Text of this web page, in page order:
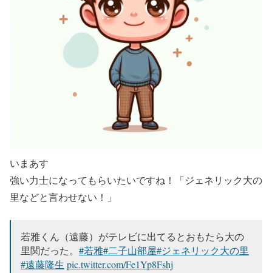
いまあす
強い力士になってもらいたいですね！「ジェネリック大の
里などと言わせない！」
若雅くん（遠藤）がテレビに出てるとおもたら大の
里関だった。 #若雅#二子山部屋#ジェネリック大の里
#遠藤隆生 pic.twitter.com/Fe1Yp8Fshj